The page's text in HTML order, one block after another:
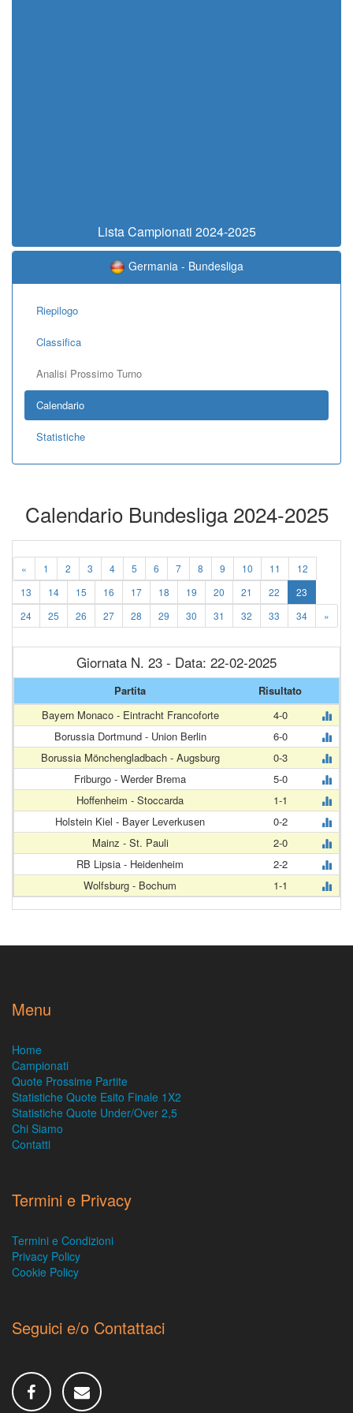
Lista Campionati 2024-2025
Germania - Bundesliga
Riepilogo
Classifica
Analisi Prossimo Turno
Calendario
Statistiche
Calendario Bundesliga 2024-2025
« 1 2 3 4 5 6 7 8 9 10 11
12
13
14 15 16 17 18 19 20 21 22
23
24
25 26 27 28 29 30 31 32 33 34 »
Giornata N. 23 - Data: 22-02-2025
Partita
Risultato
Bayern Monaco - Eintracht Francoforte
4-0
Borussia Dortmund - Union Berlin
6-0
Borussia Mönchengladbach - Augsburg
0-3
Friburgo - Werder Brema
5-0
Hoffenheim - Stoccarda
1-1
Holstein Kiel - Bayer Leverkusen
0-2
Mainz - St. Pauli
2-0
RB Lipsia - Heidenheim
2-2
Wolfsburg - Bochum
1-1
Menu
Home
Campionati
Quote Prossime Partite
Statistiche Quote Esito Finale 1X2
Statistiche Quote Under/Over 2,5
Chi Siamo
Contatti
Termini e Privacy
Termini e Condizioni
Privacy Policy
Cookie Policy
Seguici e/o Contattaci